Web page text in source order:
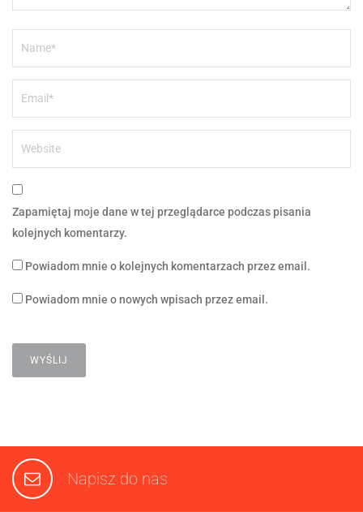
Zapamiętaj moje dane w tej przeglądarce podczas pisania
kolejnych komentarzy.
Powiadom mnie o kolejnych komentarzach przez email.
Powiadom mnie o nowych wpisach przez email.
Napisz do nas